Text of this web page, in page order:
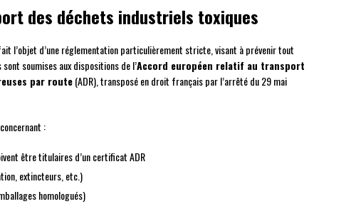
des déchets industriels toxiques
l’objet d’une réglementation particulièrement stricte, visant à prévenir tout
soumises aux dispositions de l’Accord européen relatif au transport
par route(ADR), transposé en droit français par l’arrêté du 29 mai
:
être titulaires d’un certificat ADR
extincteurs, etc.)
homologués)